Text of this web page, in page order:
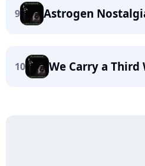
9 Astrogen
10 We Carry a